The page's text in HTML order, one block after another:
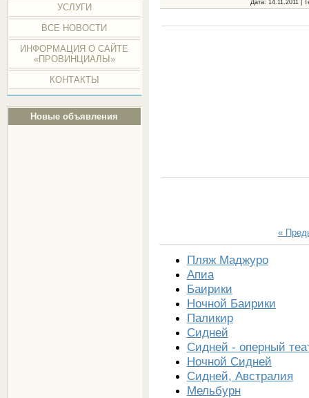
УСЛУГИ
ВСЕ НОВОСТИ
ИНФОРМАЦИЯ О САЙТЕ
«ПРОВИНЦИАЛЫ»
КОНТАКТЫ
Новые объявления
Дата: 14.11.2011 |
«
Пляж Маджуро
Апиа
Баирики
Ночной Баирики
Паликир
Сидней
Сидней - оперный
Ночной Сидней
Сидней, Австралия
Мельбурн